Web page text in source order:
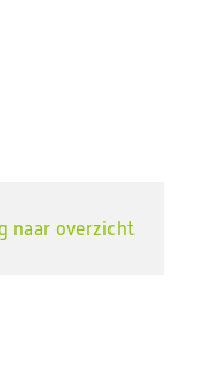
naar overzicht